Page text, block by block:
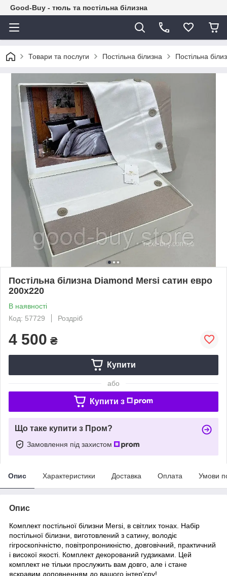
Good-Buy - тюль та постільна білизна
Товари та послуги Постільна білизна Постільна
Постільна білизна Diamond Mersi сатин евро
200х220
В наявності
Код: 57729
Роздріб
4 500 ₴
Купити
або
Купити з
Що таке купити з Пром?
Замовлення під захистом
Опис Характеристики Доставка Оплата Умови
Опис
Комплект постільної білизни Mersi, в світлих тонах. Набір
постільної білизни, виготовлений з сатину, володіє
гігроскопічністю, повітропроникністю, довговічний, практичний
і високої якості. Комплект декорований гудзиками. Цей
комплект не тільки прослужить вам довго, але і стане
яскравим доповненням до вашого інтер'єру!